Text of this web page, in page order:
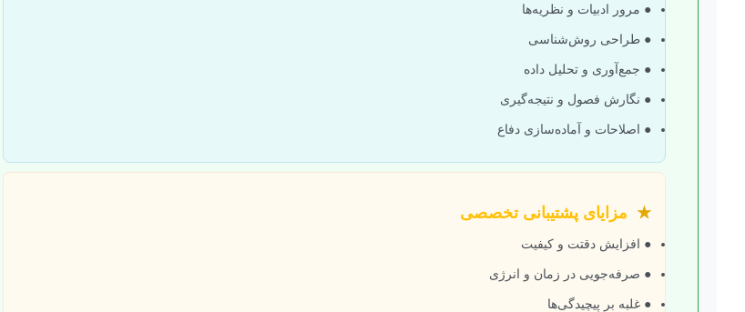
● مرور ادبیات و نظریه‌ها
● طراحی روش‌شناسی
● جمع‌آوری و تحلیل داده
● نگارش فصول و نتیجه‌گیری
● اصلاحات و آماده‌سازی دفاع
★ مزایای پشتیبانی تخصصی
● افزایش دقتت و کیفیت
● صرفه‌جویی در زمان و انرژی
● غلبه بر پیچیدگی‌ها